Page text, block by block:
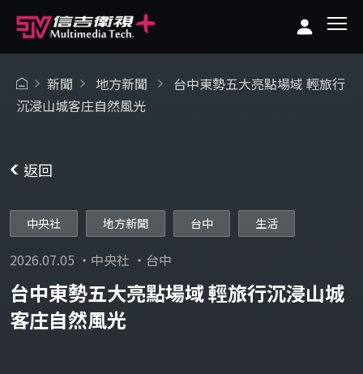
新聞 地方新聞
台中東勢五大亮點場域 輕旅行
沉浸山城客庄自然風光
返回
中央社 地方新聞 台中 生活
2026.07.05 ・中央社 ・台中
台中東勢五大亮點場域 輕旅行沉浸山城
客庄自然風光